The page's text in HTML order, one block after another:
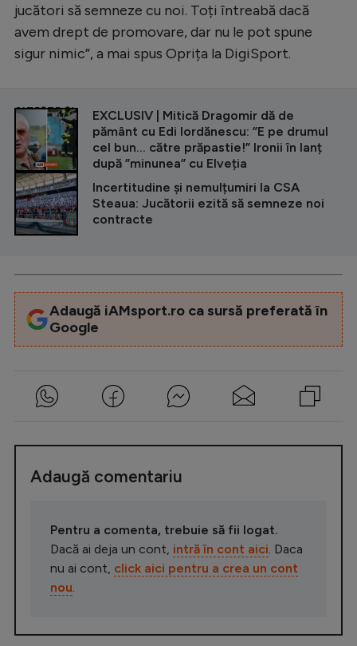
jucători să semneze cu noi. Toți întreabă dacă
avem drept de promovare, dar nu le pot spune
sigur nimic”, a mai spus Oprița la DigiSport.
CITEȘTE ȘI
EXCLUSIV | Mitică Dragomir dă de
pământ cu Edi Iordănescu: ”E pe drumul
cel bun... către prăpastie!” Ironii în lanț
după ”minunea” cu Elveția
Incertitudine și nemulțumiri la CSA
Steaua: Jucătorii ezită să semneze noi
contracte
Adaugă iAMsport.ro ca sursă preferată în
Google
Adaugă comentariu
Pentru a comenta, trebuie să fii logat.
Dacă ai deja un cont, intră în cont aici . Daca
nu ai cont, click aici pentru a crea un cont
nou